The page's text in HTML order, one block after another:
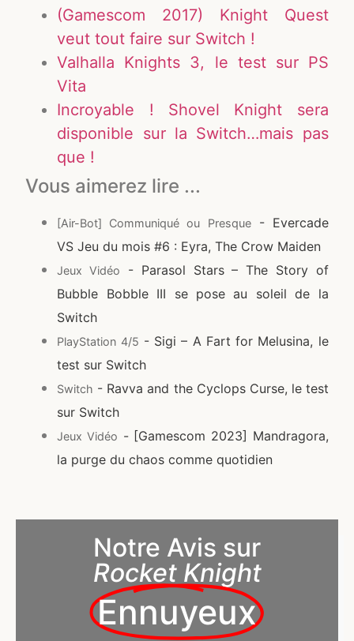
(Gamescom 2017) Knight Quest
veut tout faire sur Switch !
Valhalla Knights 3, le test sur PS
Vita
Incroyable ! Shovel Knight sera
disponible sur la Switch…mais pas
que !
Vous aimerez lire ...
[Air-Bot] Communiqué ou Presque- Evercade
VS Jeu du mois #6 : Eyra, The Crow Maiden
Jeux Vidéo
- Parasol Stars – The Story of
Bubble Bobble III se pose au soleil de la
Switch
PlayStation 4/5 - Sigi – A Fart for Melusina, le
test sur Switch
Switch - Ravva and the Cyclops Curse, le test
sur Switch
Jeux Vidéo - [Gamescom 2023] Mandragora,
la purge du chaos comme quotidien
Notre Avis sur
Rocket Knight
Ennuyeux